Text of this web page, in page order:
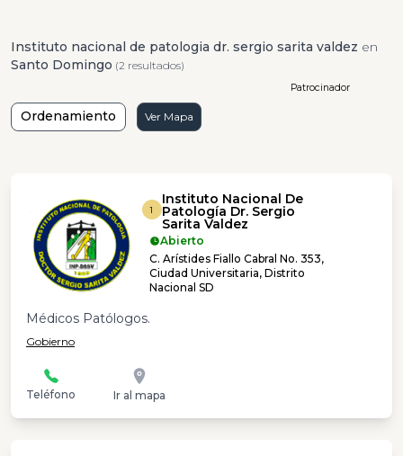
Instituto nacional de patologia dr. sergio sarita valdez en
Santo Domingo (2 resultados)
Ordenamiento Ver Mapa
Patrocinador
1
Instituto Nacional De
Patología Dr. Sergio
Sarita Valdez
Abierto
C. Arístides Fiallo Cabral No. 353,
Ciudad Universitaria, Distrito
Nacional SD
Médicos Patólogos.
Gobierno
Teléfono Ir al mapa